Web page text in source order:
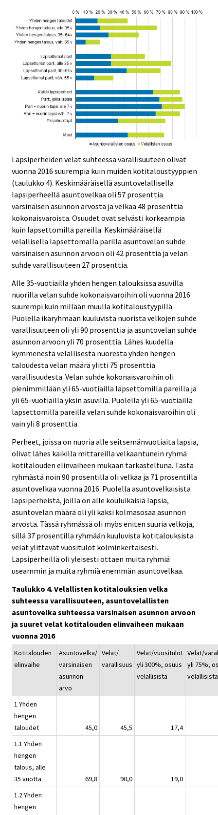
Lapsiperheiden velat suhteessa varallisuuteen olivat
vuonna 2016 suurempia kuin muiden kotitaloustyyppien
(taulukko 4). Keskimääräisellä asuntovelallisella
lapsiperheellä asuntovelkaa oli 57 prosenttia
varsinaisen asunnon arvosta ja velkaa 48 prosenttia
kokonaisvaroista. Osuudet ovat selvästi korkeampia
kuin lapsettomilla pareilla. Keskimääräisellä
velallisella lapsettomalla parilla asuntovelan suhde
varsinaisen asunnon arvoon oli 42 prosenttia ja velan
suhde varallisuuteen 27 prosenttia.
Alle 35-vuotiailla yhden hengen talouksissa asuvilla
nuorilla velan suhde kokonaisvaroihin oli vuonna 2016
suurempi kuin millään muulla kotitaloustyypillä.
Puolella ikäryhmään kuuluvista nuorista velkojen suhde
varallisuuteen oli yli 90 prosenttia ja asuntovelan suhde
asunnon arvoon yli 70 prosenttia. Lähes kuudella
kymmenestä velallisesta nuoresta yhden hengen
taloudesta velan määrä ylitti 75 prosenttia
varallisuudesta. Velan suhde kokonaisvaroihin oli
pienimmillään yli 65-vuotiailla lapsettomilla pareilla ja
yli 65-vuotiailla yksin asuvilla. Puolella yli 65-vuotiailla
lapsettomilla pareilla velan suhde kokonaisvaroihin oli
vain yli 8 prosenttia.
Perheet, joissa on nuoria alle seitsemänvuotiaita lapsia,
olivat lähes kaikilla mittareilla velkaantunein ryhmä
kotitalouden elinvaiheen mukaan tarkasteltuna. Tästä
ryhmästä noin 90 prosentilla oli velkaa ja 71 prosentilla
asuntovelkaa vuonna 2016. Puolella asuntovelkaisista
lapsiperheistä, joilla on alle kouluikäisiä lapsia,
asuntovelan määrä oli yli kaksi kolmasosaa asunnon
arvosta. Tässä ryhmässä oli myös eniten suuria velkoja,
sillä 37 prosentilla ryhmään kuuluvista kotitalouksista
velat ylittävät vuositulot kolminkertaisesti.
Lapsiperheillä oli yleisesti ottaen muita ryhmiä
useammin ja muita ryhmiä enemmän asuntovelkaa.
Taulukko 4. Velallisten kotitalouksien velka
suhteessa varallisuuteen, asuntovelallisten
asuntovelka suhteessa varsinaisen asunnon arvoon
ja suuret velat kotitalouden elinvaiheen mukaan
vuonna 2016
Kotitalouden
elinvaihe
Asuntovelka/
varsinaisen
asunnon
arvo
Velat/
varallisuus
Velat/vuositulot
yli 300%, osuus
velallisista
Velat/
yli 75%,
velallisista
1 Yhden
hengen
taloudet
45,0 45,5
17,4
1.1 Yhden
hengen
talous, alle
35 vuotta
69,8 90,0
19,0
1.2 Yhden
hengen